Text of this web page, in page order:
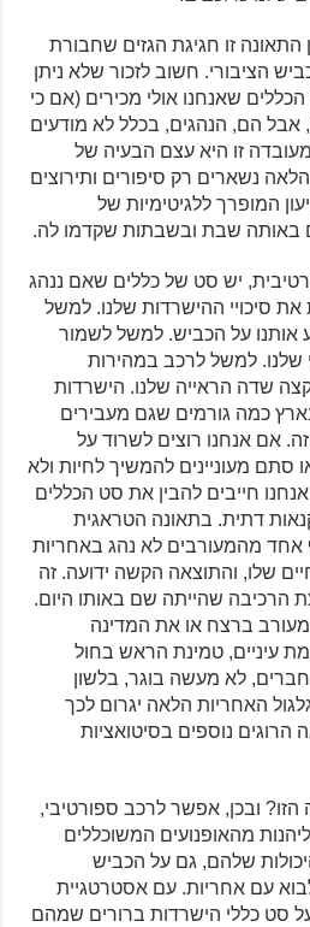
זו חגיגת הגזים שחבורת
הציבורי. חשוב לזכור שלא ניתן
שאנחנו אולי מכירים (אם כי
אבל הם, הנהגים, בכלל לא מודעים
זו היא עצם הבעיה של
נשארים רק סיפורים ותירוצים
המופרך ללגיטימיות של
שבת ובשבתות שקדמו לה.
יש סט של כללים שאם ננהג
סיכויי ההישרדות שלנו. למשל
על הכביש. למשל לשמור
למשל לרכב במהירות
שדה הראייה שלנו. הישרדות
כמה גורמים שגם מעבירים
אם אנחנו רוצים לשרוד על
סתם מעוניינים להמשיך לחיות ולא
חייבים להבין את סט הכללים
דתית. בתאונה הטראגית
אחד מהמעורבים לא נהג באחריות
שלו, והתוצאה הקשה ידועה. זה
הרכיבה שהייתה שם באותו היום.
ברצח או את המדינה
עיניים, טמינת הראש בחול
חברים, לא מעשה בוגר, בלשון
האחריות הלאה יגרום לכך
הרוגים נוספים בסיטואציות
ובכן, אפשר לרכב ספורטיבי,
מהאופנועים המשוכללים
שלהם, גם על הכביש
עם אחריות. עם אסטרטגיית
סט כללי הישרדות ברורים שמהם